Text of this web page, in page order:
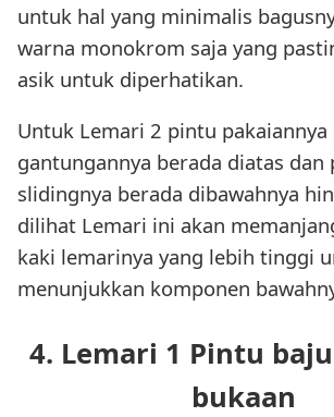
untuk hal yang minimalis
warna monokrom saja yang
asik untuk diperhatikan.
Untuk Lemari 2 pintu pakaiannya
gantungannya berada diatas dan
slidingnya berada dibawahnya
dilihat Lemari ini akan
kaki lemarinya yang lebih tinggi
menunjukkan komponen
4. Lemari 1 Pintu
bukaan